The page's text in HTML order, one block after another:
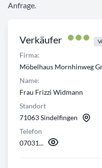
Verkäufer
Firma:
Möbelhaus Mornhinweg
Name:
Frau Frizzi Widmann
Standort
71063 Sindelfingen
Telefon
07031...
Anfrage.